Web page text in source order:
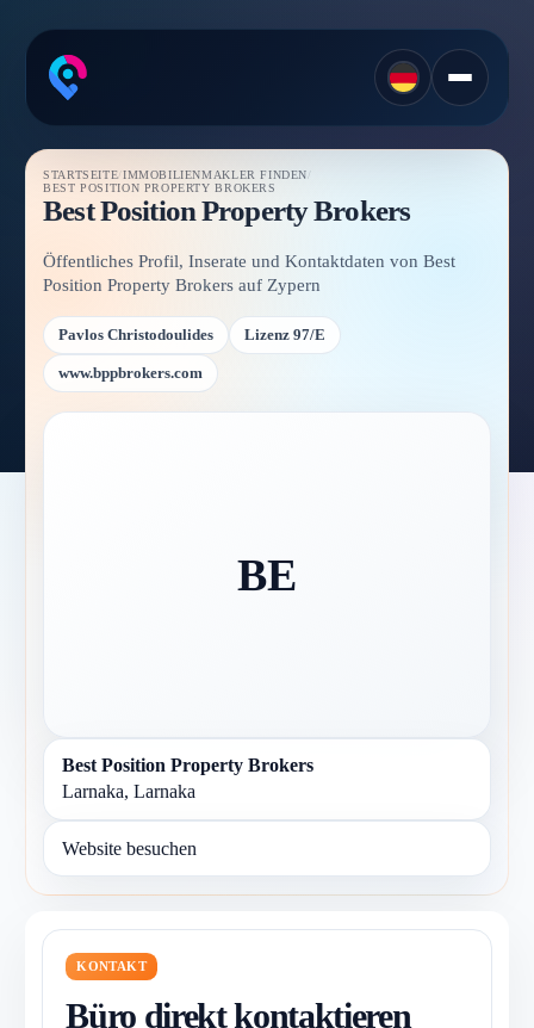
STARTSEITE/IMMOBILIENMAKLER FINDEN /
BEST POSITION PROPERTY BROKERS
Best Position Property Brokers
Öffentliches Profil, Inserate und Kontaktdaten von Best
Position Property Brokers auf Zypern
Pavlos Christodoulides Lizenz 97/E
www.bppbrokers.com
BE
Best Position Property Brokers
Larnaka, Larnaka
Website besuchen
KONTAKT
Büro direkt kontaktieren